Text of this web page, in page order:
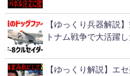
【ゆっくり兵器解説
トナム戦争で大活躍
【ゆっくり解説】エ